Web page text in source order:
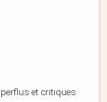
et critiques